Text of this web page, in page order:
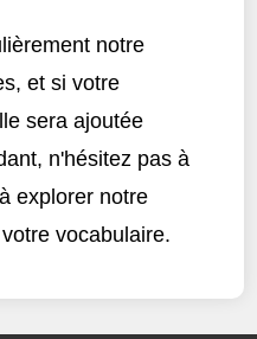
notre
et si votre
sera ajoutée
n'hésitez pas à
explorer notre
vocabulaire.